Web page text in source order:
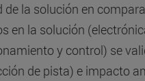
la solución en
en la solución
y control) se
de pista) e impacto